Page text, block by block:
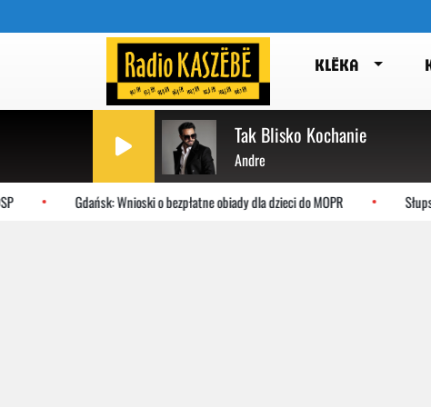
KLËKA
Tak Blisko Kochanie
Andre
Gdańsk: Wnioski o bezpłatne obiady dla dzieci do MOPR